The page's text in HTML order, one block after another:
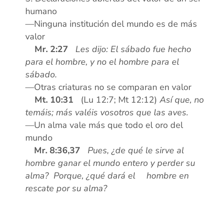
humano
—Ninguna institución del mundo es de más
valor
Mr. 2:27
Les dijo: El sábado fue hecho
para el hombre, y no el hombre para el
sábado.
—Otras criaturas no se comparan en valor
Mt. 10:31 (Lu 12:7; Mt 12:12)Así que, no
temáis; más valéis vosotros que las aves.
—Un alma vale más que todo el oro del
mundo
Mr. 8:36,37
Pues, ¿de qué le sirve al
hombre ganar el mundo entero y perder su
alma? Porque, ¿qué dará el xxhombre en
rescate por su alma?